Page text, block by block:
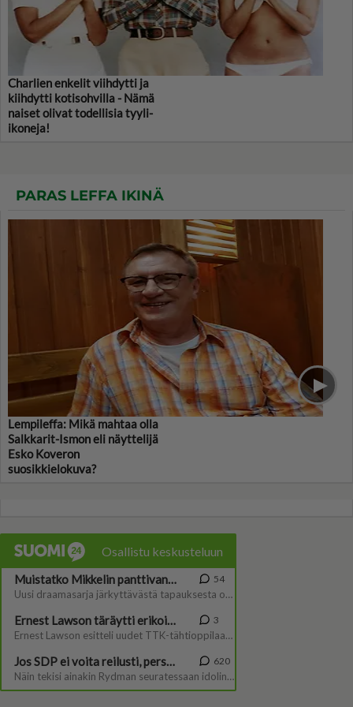
Charlien enkelit viihdytti ja
kiihdytti kotisohvilla - Nämä
naiset olivat todellisia tyyli-
ikoneja!
PARAS LEFFA IKINÄ
Lempileffa: Mikä mahtaa olla
Salkkarit-Ismon eli näyttelijä
Esko Koveron
suosikkielokuva?